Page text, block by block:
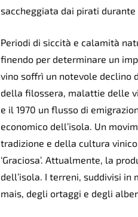
saccheggiata dai pirati durante
Periodi di siccità e calamità
finendo per determinare un
vino soffrì un notevole declino
della filossera, malattie delle
e il 1970 un flusso di
economico dell’isola. Un
tradizione e della cultura
‘Graciosa’. Attualmente, la
dell’isola. I terreni, suddivisi
mais, degli ortaggi e degli